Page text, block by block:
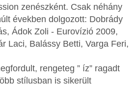
zenészként. Csak néhány
években dolgozott: Dobrády
Ádok Zoli - Eurovízió 2009,
Laci, Balássy Betti, Varga Feri,
rengeteg ” íz” ragadt
stílusban is sikerült